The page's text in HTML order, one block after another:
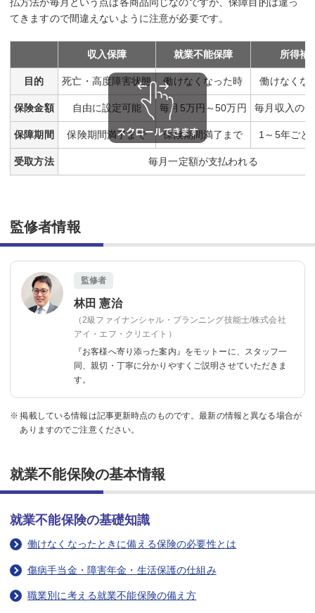
てきますので間違えないように注意が必要です。
収入保障 就業不能保障 所得補
目的 死亡・高度障害状態 働けなくなった時 働けなくな
保険金額 自由に設定可能 毎月5万円～50万円 毎月収入の
保障期間 保険期間満了まで 保険期間満了まで 1～5年ごと
受取方法 毎月一定額が支払われる
監修者情報
監修者
林田 憲治
（2級ファイナンシャル・プランニング技能士/株式会社
アイ・エフ・クリエイト）
『お客様へ寄り添った案内』をモットーに、 スタッフ一
同、親切・丁寧に分かりやすくご説明させていただきま
す。
掲載している情報は記事更新時点のものです。最新の情報と異なる場合が
ありますのでご注意ください。
就業不能保険の基本情報
就業不能保険の基礎知識
働けなくなったときに備える保険の必要性とは
傷病手当金・障害年金・生活保護の仕組み
職業別に考える就業不能保険の備え方